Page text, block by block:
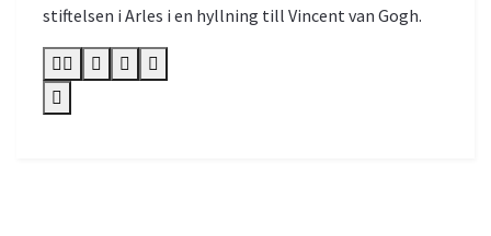
stiftelsen i Arles i en hyllning till Vincent van Gogh.
  

